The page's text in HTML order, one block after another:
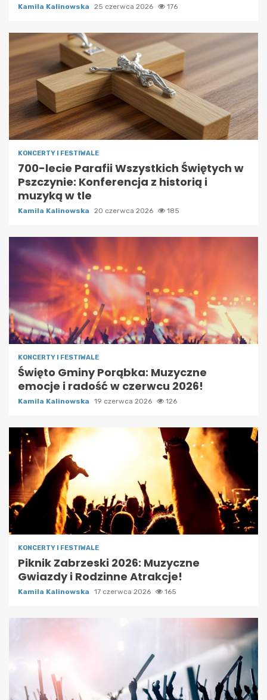
Kamila Kalinowska 25 czerwca 2026 176
KONCERTY I FESTIWALE
700-lecie Parafii Wszystkich Świętych w
Pszczynie: Konferencja z historią i
muzyką w tle
Kamila Kalinowska 20 czerwca 2026 185
KONCERTY I FESTIWALE
Święto Gminy Porąbka: Muzyczne
emocje i radość w czerwcu 2026!
Kamila Kalinowska 19 czerwca 2026 126
KONCERTY I FESTIWALE
Piknik Zabrzeski 2026: Muzyczne
Gwiazdy i Rodzinne Atrakcje!
Kamila Kalinowska 17 czerwca 2026 165